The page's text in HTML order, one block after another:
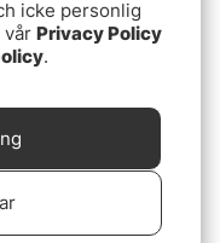
kr
icke personlig
vår Privacy Policy
.